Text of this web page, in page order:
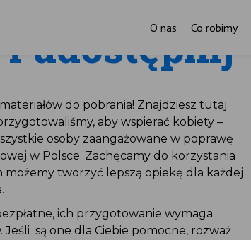
O nas Co robimy
i udostępnij
do pobrania! Znajdziesz tutaj
aby wspierać kobiety –
osoby zaangażowane w poprawę
w Polsce. Zachęcamy do korzystania
możemy tworzyć lepszą opiekę dla każdej
ich przygotowanie wymaga
Jeśli są one dla Ciebie pomocne, rozważ